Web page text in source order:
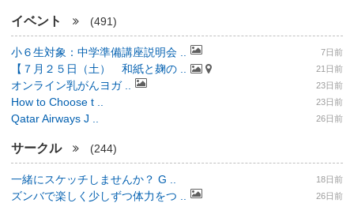
イベント (491)
小６生対象：中学準備講座説明会 .. 7日前
【７月２５日（土） 和紙と麹の .. 21日前
オンライン乳がんヨガ .. 23日前
How to Choose t .. 23日前
Qatar Airways J .. 26日前
サークル (244)
一緒にスケッチしませんか？ G .. 18日前
ズンバで楽しく少しずつ体力をつ .. 26日前